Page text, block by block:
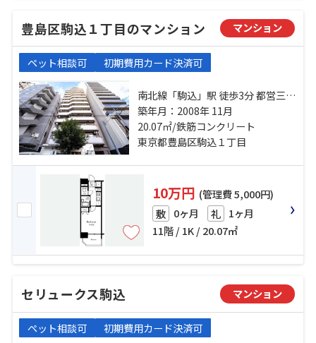
豊島区駒込１丁目のマンション マンション
ペット相談可 初期費用カード決済可
南北線「駒込」駅 徒歩3分 都営三田
線「千石」駅 徒歩13分 南北線「本
駒込」駅 徒歩15分
築年月：2008年 11月
20.07㎡/鉄筋コンクリート
東京都豊島区駒込１丁目
10万円 (管理費 5,000円)
敷 0ヶ月 礼 1ヶ月
11階 / 1K / 20.07㎡
セリュークス駒込 マンション
ペット相談可 初期費用カード決済可